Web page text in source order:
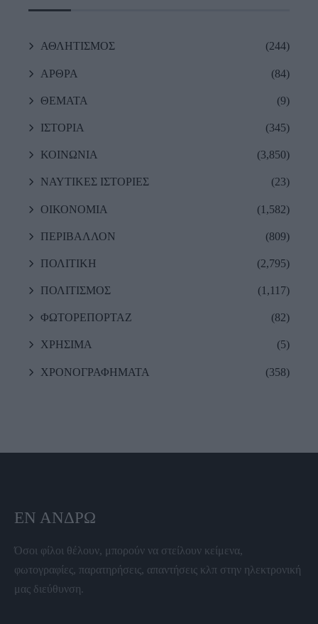
ΑΘΛΗΤΙΣΜΟΣ (244)
ΑΡΘΡΑ (84)
ΘΕΜΑΤΑ (9)
ΙΣΤΟΡΙΑ (345)
ΚΟΙΝΩΝΙΑ (3,850)
ΝΑΥΤΙΚΕΣ ΙΣΤΟΡΙΕΣ (23)
ΟΙΚΟΝΟΜΙΑ (1,582)
ΠΕΡΙΒΑΛΛΟΝ (809)
ΠΟΛΙΤΙΚΗ (2,795)
ΠΟΛΙΤΙΣΜΟΣ (1,117)
ΦΩΤΟΡΕΠΟΡΤΑΖ (82)
ΧΡΗΣΙΜΑ (5)
ΧΡΟΝΟΓΡΑΦΗΜΑΤΑ (358)
ΕΝ ΆΝΔΡΩ
Όσοι φίλοι θέλουν, μπορούν να στείλουν κείμενα,
φωτογραφίες, παρατηρήσεις, απαντήσεις κλπ στην ηλεκτρονική
μας διεύθυνση.